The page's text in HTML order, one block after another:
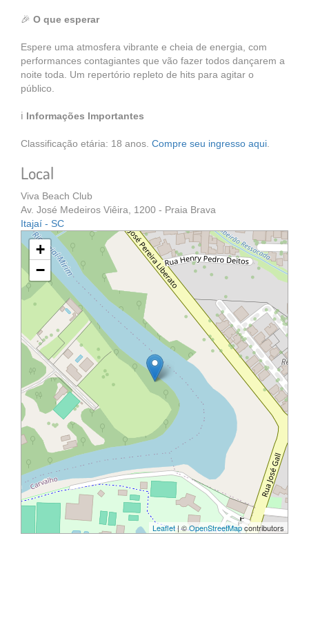
🎉 O que esperar
Espere uma atmosfera vibrante e cheia de energia, com
performances contagiantes que vão fazer todos dançarem a
noite toda. Um repertório repleto de hits para agitar o
público.
ℹ️ Informações Importantes
Classificação etária: 18 anos. Compre seu ingresso aqui
Local
Viva Beach Club
Av. José Medeiros Viêira, 1200 - Praia Brava
Itajaí - SC
+
−
Leaflet| ©OpenStreetMapcontributors